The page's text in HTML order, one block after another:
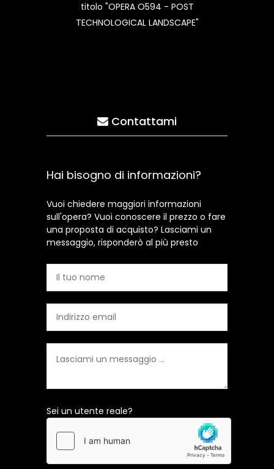
titolo "OPERA O594 - POST
TECHNOLOGICAL LANDSCAPE"
Contattami
Hai bisogno di informazioni?
Vuoi chiedere maggiori informazioni
sull'opera? Vuoi conoscere il prezzo o fare
una proposta di acquisto? Lasciami un
messaggio, risponderò al più presto
Sei un utente reale?